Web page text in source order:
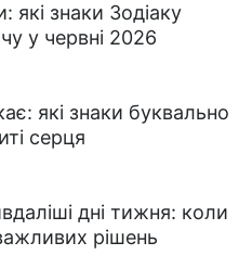
які знаки Зодіаку
у червні 2026
які знаки буквально
серця
дні тижня: коли
рішень